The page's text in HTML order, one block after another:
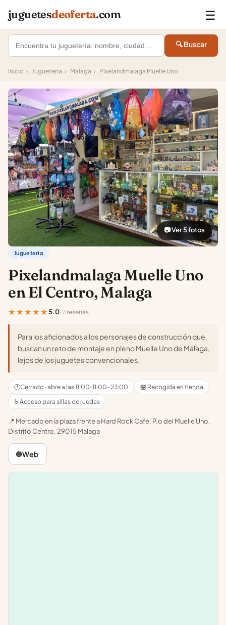
juguetesdeoferta.com ☰
🔍 Buscar
Inicio › Jugueteria › Malaga › Pixelandmalaga Muelle Uno
📷 Ver 5 fotos
Jugueteria
Pixelandmalaga Muelle Uno
en El Centro, Malaga
★★★★★5.0· 2 reseñas
Para los aficionados a los personajes de construcción que
buscan un reto de montaje en pleno Muelle Uno de Málaga,
lejos de los juguetes convencionales.
🕐Cerrado · abre a las 11:00· 11:00-23:00
🏪 Recogida en tienda
♿ Acceso para sillas de ruedas
📍 Mercado en la plaza frente a Hard Rock Cafe, P.o del Muelle Uno,
Distrito Centro, 29015 Malaga
🌐 Web